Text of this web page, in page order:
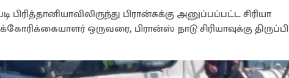
பிரான்சுக்கு அனுப்பப்பட்ட சிரியா
ஒருவரை, பிரான்ஸ் நாடு சிரியாவுக்கு திருப்பி